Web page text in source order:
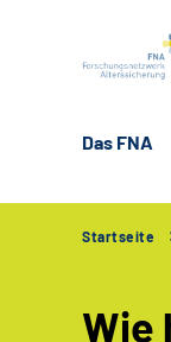
Das FNA
Startseite
Wie